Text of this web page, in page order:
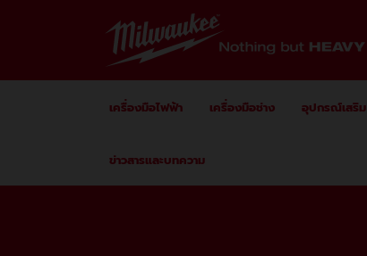
เครื่องมือไฟฟ้า เครื่องมือช่าง อุปกรณ์เสริม
ข่าวสารและบทความ